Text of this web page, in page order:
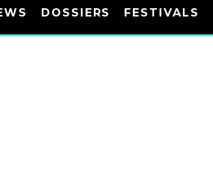
DOSSIERS FESTIVALS